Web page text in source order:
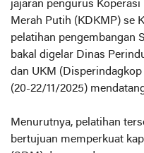
jajaran pengurus
Merah Putih (KDKMP) se
pelatihan pengembangan
bakal digelar Dinas
dan UKM
(20-22/11/2025)
Menurutnya, pelatihan
bertujuan memperkuat